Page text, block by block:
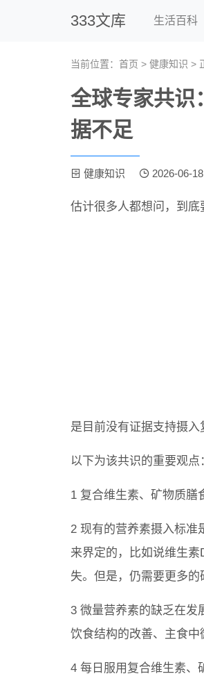
333文库 生活百科
当前位置： 首页 > 健康知识 >
全球专家共识
据不足
健康知识 2026-06-18
估计很多人都想问，到底
是目前没有证据支持摄入
以下为该共识的重要观点
1 复合维生素、矿物质膳
2 现有的营养素摄入标准
来界定的，比如说维生
失。但是，仍需要更多的
3 微量营养素的缺乏在发
饮食结构的改善、主食中
4 每日服用复合维生素、